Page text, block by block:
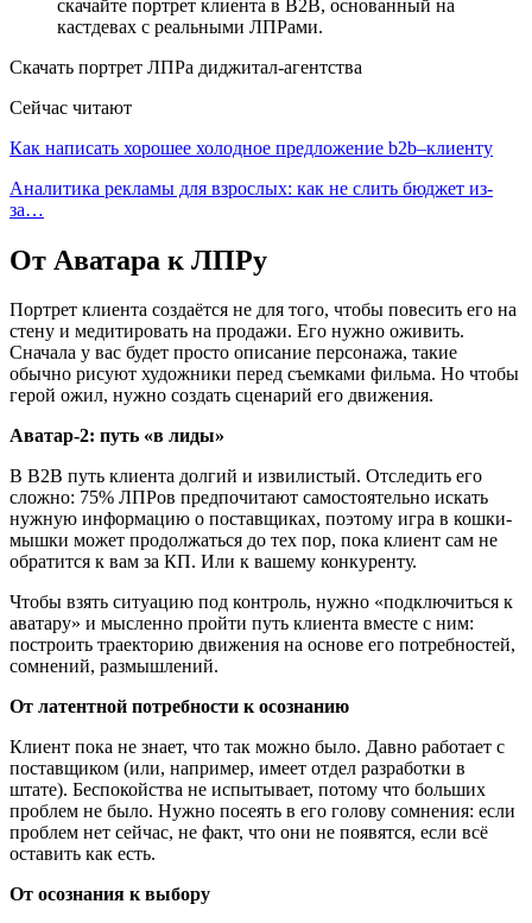
скачайте портрет клиента в В2В, основанный на
кастдевах с реальными ЛПРами.
Скачать портрет ЛПРа диджитал-агентства
Сейчас читают
Как написать хорошее холодное предложение b2b–клиенту
Аналитика рекламы для взрослых: как не слить бюджет из-
за…
От Аватара к ЛПРу
Портрет клиента создаётся не для того, чтобы повесить его на
стену и медитировать на продажи. Его нужно оживить.
Сначала у вас будет просто описание персонажа, такие
обычно рисуют художники перед съемками фильма. Но чтобы
герой ожил, нужно создать сценарий его движения.
Аватар-2: путь «в лиды»
В В2В путь клиента долгий и извилистый. Отследить его
сложно: 75% ЛПРов предпочитают самостоятельно искать
нужную информацию о поставщиках, поэтому игра в кошки-
мышки может продолжаться до тех пор, пока клиент сам не
обратится к вам за КП. Или к вашему конкуренту.
Чтобы взять ситуацию под контроль, нужно «подключиться к
аватару» и мысленно пройти путь клиента вместе с ним:
построить траекторию движения на основе его потребностей,
сомнений, размышлений.
От латентной потребности к осознанию
Клиент пока не знает, что так можно было. Давно работает с
поставщиком (или, например, имеет отдел разработки в
штате). Беспокойства не испытывает, потому что больших
проблем не было. Нужно посеять в его голову сомнения: если
проблем нет сейчас, не факт, что они не появятся, если всё
оставить как есть.
От осознания к выбору